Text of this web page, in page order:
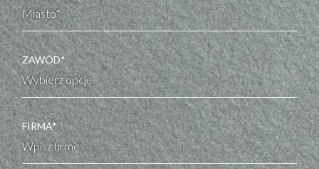
ZAWÓD*
FIRMA*